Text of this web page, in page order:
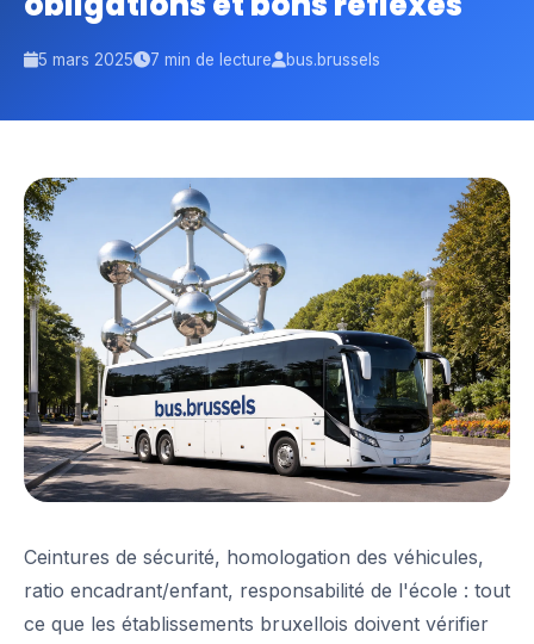
5 mars 2025 7 min de lecture bus.brussels
Ceintures de sécurité, homologation des véhicules,
ratio encadrant/enfant, responsabilité de l'école : tout
ce que les établissements bruxellois doivent vérifier